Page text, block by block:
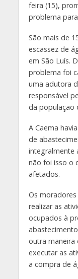
feira (15),
problema
São mais de
escassez de
em São Luís.
problema foi
uma adutora
responsável
da população
A Caema
de
integralmente
não foi isso o
afetados.
Os
realizar as
ocupados à
outra maneira
executar as
a compra de